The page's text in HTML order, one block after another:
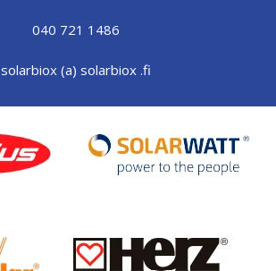
040 721 1486
solarbiox (a) solarbiox .fi